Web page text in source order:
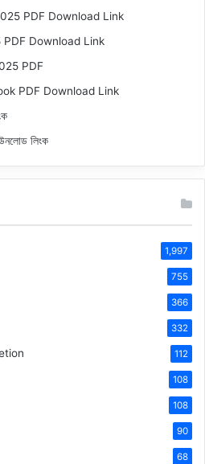
PDF Download Link
Download Link
PDF
PDF Download Link
লিংক
1,997
755
366
332
112
108
108
90
68